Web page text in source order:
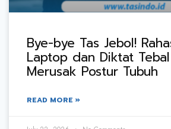
Bye-bye Tas Jebol!
Laptop dan Diktat
Merusak Postur Tubuh
READ MORE »